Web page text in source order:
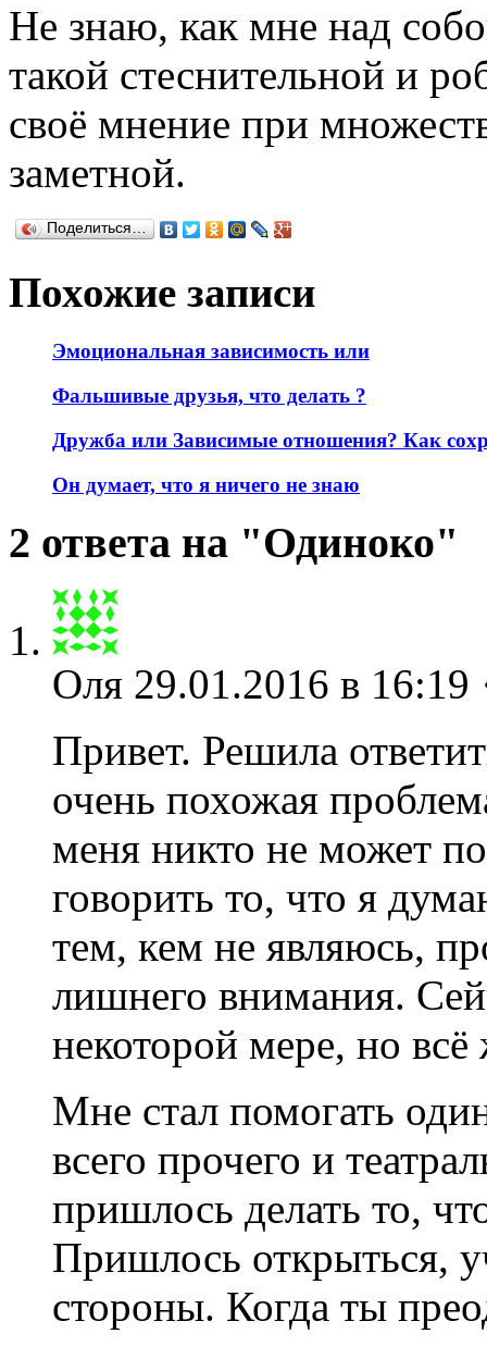
Не знаю, как мне над
такой стеснительной и
своё мнение при
заметной.
Поделиться…
Похожие записи
Эмоциональная зависимость или
Фальшивые друзья, что делать ?
Дружба или Зависимые отношения? Как
Он думает, что я ничего не знаю
2 ответа на "Одиноко"
Оля 29.01.2016 в 16:19
Привет. Решила
очень похожая
меня никто не может
говорить то, что я
тем, кем не являюсь,
лишнего внимания.
некоторой мере, но
Мне стал помогать
всего прочего и
пришлось делать то,
Пришлось открыться,
стороны. Когда ты